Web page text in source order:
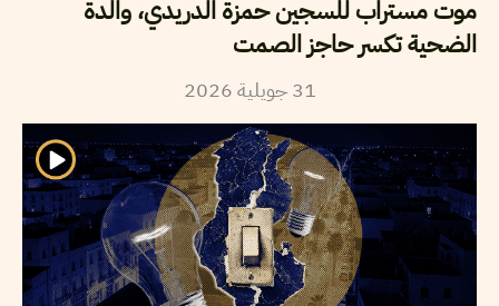
موت مستراب للسجين حمزة الدريدي، والدة
الضحية تكسر حاجز الصمت
31 جويلية2026